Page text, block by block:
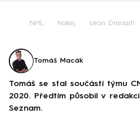
NHL hokej Leon Draisaitl
Tomáš Macák
Tomáš se stal součástí týmu
2020. Předtím působil v
Seznam.